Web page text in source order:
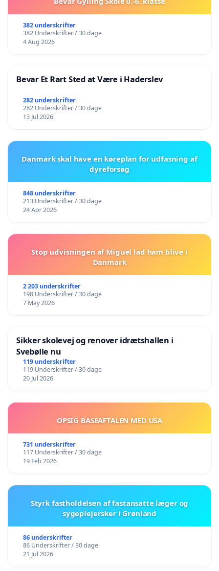
382 underskrifter
382 Underskrifter / 30 dage
4 Aug 2026
Bevar Et Rart Sted at Være i Haderslev
282 underskrifter
282 Underskrifter / 30 dage
13 Jul 2026
Danmark skal have en køreplan for udfasning af
dyreforsøg
848 underskrifter
213 Underskrifter / 30 dage
24 Apr 2026
Stop udvisningen af Miguel lad ham blive i
Danmark
2 203 underskrifter
198 Underskrifter / 30 dage
7 May 2026
Sikker skolevej og renover idrætshallen i
Svebølle nu
119 underskrifter
119 Underskrifter / 30 dage
20 Jul 2026
OPSIG BASEAFTALEN MED USA
731 underskrifter
117 Underskrifter / 30 dage
19 Feb 2026
Styrk fastholdelsen af fastansatte læger og
sygeplejersker i Grønland
86 underskrifter
86 Underskrifter / 30 dage
21 Jul 2026